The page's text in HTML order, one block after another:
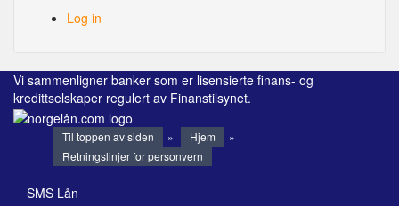
Log in
Vi sammenligner banker som er lisensierte finans- og
kredittselskaper regulert av Finanstilsynet.
Til toppen av siden » Hjem
»
Retningslinjer for personvern
SMS Lån